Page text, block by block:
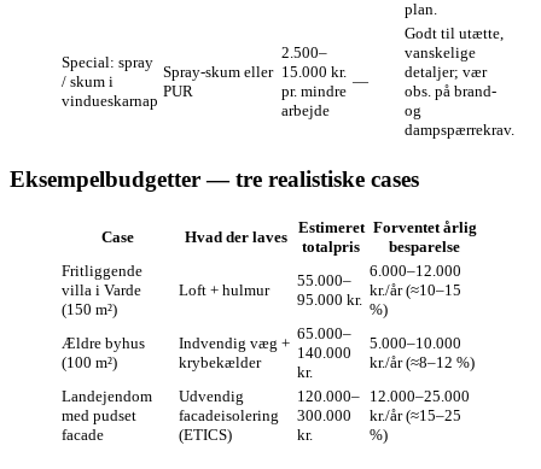
plan.
Special: spray
/ skum i
vindueskarnap
Spray-skum eller
PUR
2.500–
15.000 kr.
pr. mindre
arbejde
—
Godt til utætte,
vanskelige
detaljer; vær
obs. på brand-
og
dampspærrekrav.
Eksempelbudgetter — tre realistiske cases
Case Hvad der laves
Estimeret
totalpris
Forventet årlig
besparelse
Fritliggende
villa i Varde
(150 m²)
Loft + hulmur
55.000–
95.000 kr.
6.000–12.000
kr./år (≈10–15
%)
Ældre byhus
(100 m²)
Indvendig væg +
krybekælder
65.000–
140.000
kr.
5.000–10.000
kr./år (≈8–12 %)
Landejendom
med pudset
facade
Udvendig
facadeisolering
(ETICS)
120.000–
300.000
kr.
12.000–25.000
kr./år (≈15–25
%)